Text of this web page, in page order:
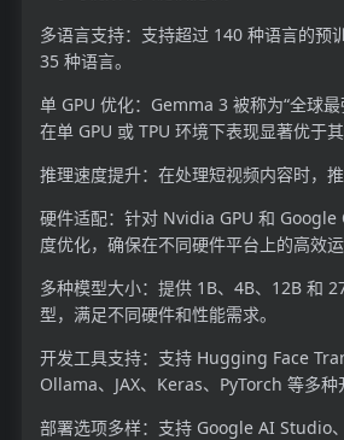
多语言支持：支持超过 140 种语言的预
35 种语言。
单 GPU 优化：Gemma 3 被称为“全球最
在单 GPU 或 TPU 环境下表现显著优于其
推理速度提升：在处理短视频内容时，
硬件适配：针对 Nvidia GPU 和 Google
度优化，确保在不同硬件平台上的高效运
多种模型大小：提供 1B、4B、12B 和
型，满足不同硬件和性能需求。
开发工具支持：支持 Hugging Face
Ollama、JAX、Keras、PyTorch 等多种
部署选项多样：支持 Google AI Studio